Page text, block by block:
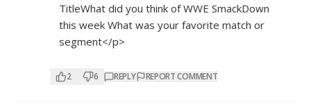
TitleWhat did you think of WWE SmackDown
this week What was your favorite match or
segment</p>
2 6 REPLY REPORT COMMENT